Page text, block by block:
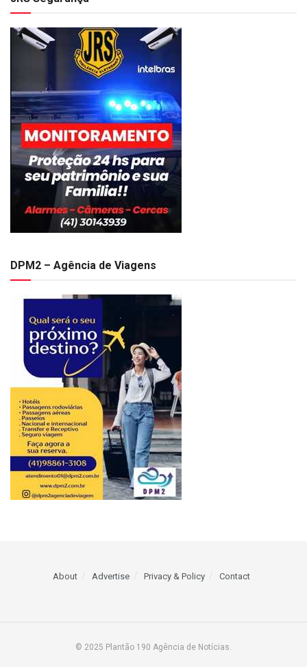
DPM2 – Agência de Viagens
About Advertise Privacy & Policy Contact
© 2025 Plantão 190 Agência de Notícias.